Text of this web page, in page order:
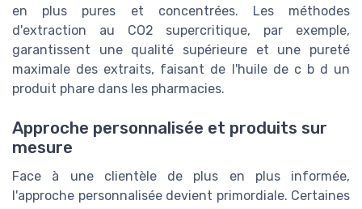
en plus pures et concentrées. Les méthodes
d'extraction au CO2 supercritique, par exemple,
garantissent une qualité supérieure et une pureté
maximale des extraits, faisant de l'huile de c b d un
produit phare dans les pharmacies.
Approche personnalisée et produits sur
mesure
Face à une clientèle de plus en plus informée,
l'approche personnalisée devient primordiale. Certaines